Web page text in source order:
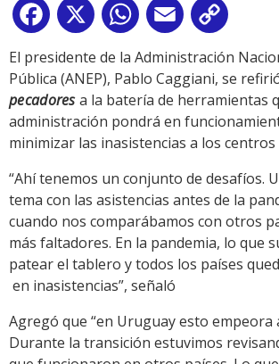
Facebook
X WhatsApp
Email
Link
El presidente de la Administración
Pública (ANEP), Pablo Caggiani, se
pecadoresa la batería de herramientas
administración pondrá en
minimizar las inasistencias a los centros
“Ahí tenemos un conjunto de desafíos.
tema con las asistencias antes de la
cuando nos comparábamos con otros
más faltadores. En la pandemia, lo que
patear el tablero y todos los países
en inasistencias”, señaló
Agregó que “en Uruguay esto empeora
Durante la transición estuvimos